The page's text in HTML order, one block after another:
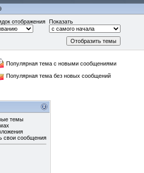
отображения Показать
Популярная тема с новыми сообщениями
Популярная тема без новых сообщений
темы
свои сообщения